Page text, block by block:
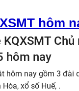
XSMT hôm
Chủ
hôm nay
hôm nay gồm 3 đài
xổ số Huế, .